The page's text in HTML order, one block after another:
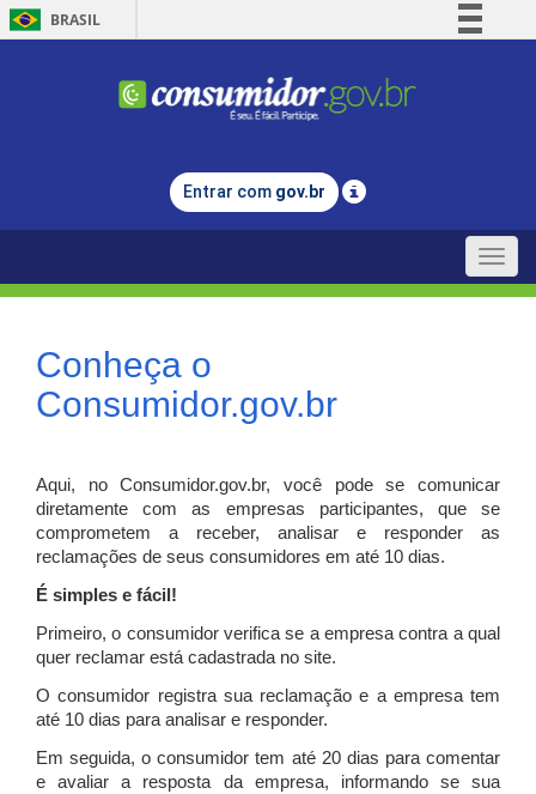
BRASIL
Comunica BR
Legislação
Entrar com gov.br
Toggle
Conheça o
Consumidor.gov.br
Aqui, no Consumidor.gov.br, você pode se comunicar
diretamente com as empresas participantes, que se
comprometem a receber, analisar e responder as
reclamações de seus consumidores em até 10 dias.
É simples e fácil!
Primeiro, o consumidor verifica se a empresa contra a qual
quer reclamar está cadastrada no site.
O consumidor registra sua reclamação e a empresa tem
até 10 dias para analisar e responder.
Em seguida, o consumidor tem até 20 dias para comentar
e avaliar a resposta da empresa, informando se sua